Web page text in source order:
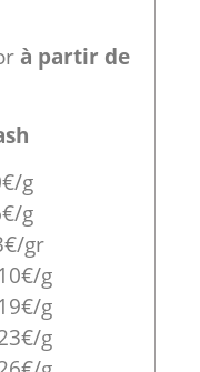
à partir de
g
g
gr
g
g
g